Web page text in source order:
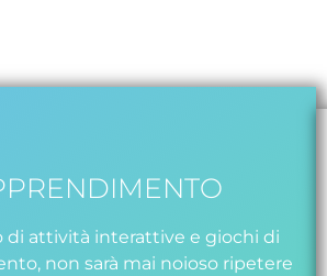
di attività interattive e giochi di
non sarà mai noioso ripetere